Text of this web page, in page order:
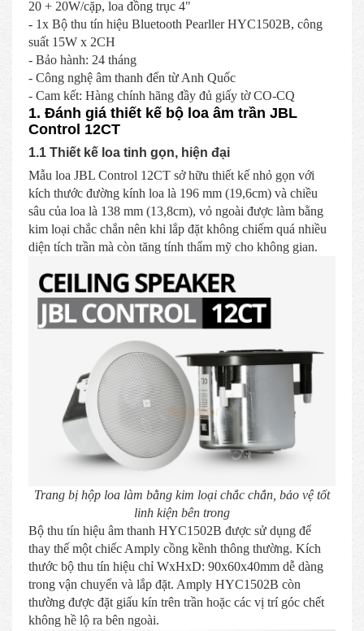
20 + 20W/cặp, loa đồng trục 4"
- 1x Bộ thu tín hiệu Bluetooth Pearller HYC1502B, công
suất 15W x 2CH
- Bảo hành: 24 tháng
- Công nghệ âm thanh đến từ Anh Quốc
- Cam kết: Hàng chính hãng đầy đủ giấy tờ CO-CQ
1. Đánh giá thiết kế bộ loa âm trần JBL
Control 12CT
1.1 Thiết kế loa tinh gọn, hiện đại
Mẫu loa JBL Control 12CT sở hữu thiết kế nhỏ gọn với
kích thước đường kính loa là 196 mm (19,6cm) và chiều
sâu của loa là 138 mm (13,8cm), vỏ ngoài được làm bằng
kim loại chắc chắn nên khi lắp đặt không chiếm quá nhiều
diện tích trần mà còn tăng tính thẩm mỹ cho không gian.
Trang bị hộp loa làm bằng kim loại chắc chắn, bảo vệ tốt
linh kiện bên trong
Bộ thu tín hiệu âm thanh HYC1502B được sử dụng để
thay thế một chiếc Amply cồng kềnh thông thường. Kích
thước bộ thu tín hiệu chỉ WxHxD: 90x60x40mm dễ dàng
trong vận chuyển và lắp đặt. Amply HYC1502B còn
thường được đặt giấu kín trên trần hoặc các vị trí góc chết
không hề lộ ra bên ngoài.